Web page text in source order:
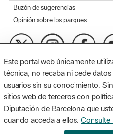
Buzón de sugerencias
Opinión sobre los parques
MAPA WEB
Diputación de Barcelona. Edifici
08005 Barcelona. Tel. 934 022
Este portal web únicamente
técnica, no recaba ni cede
usuarios sin su conocimiento.
sitios web de terceros con
Diputación de Barcelona que
cuando acceda a ellos. Consulte